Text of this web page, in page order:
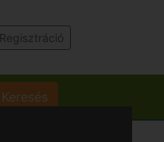
Regisztráció
Keresés